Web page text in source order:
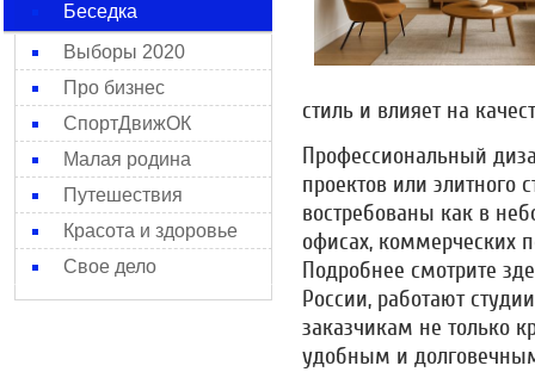
Беседка
Выборы 2020
Про бизнес
СпортДвижОК
Малая родина
Путешествия
Красота и здоровье
Свое дело
стиль и влияет на
Профессиональный
проектов или элитного
востребованы как в
офисах, коммерческих
Подробнее смотрите
России, работают
заказчикам не только
удобным и